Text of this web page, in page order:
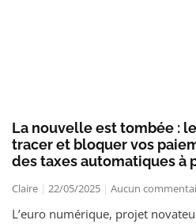
La nouvelle est tombée :
tracer et bloquer vos
des taxes automatiques à
Claire 22/05/2025 Aucun
L’euro numérique, projet